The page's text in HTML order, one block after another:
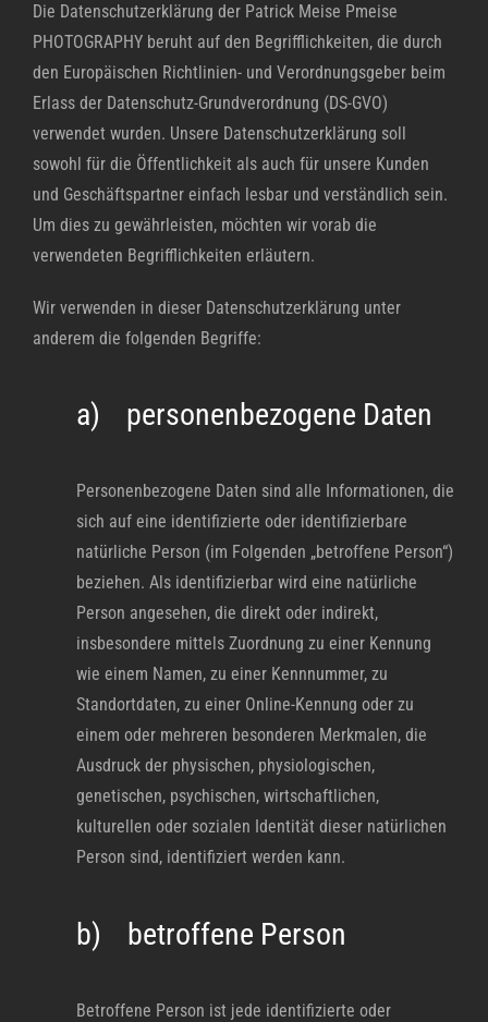
Die Datenschutzerklärung der Patrick Meise Pmeise
PHOTOGRAPHY beruht auf den Begrifflichkeiten, die durch
den Europäischen Richtlinien- und Verordnungsgeber beim
Erlass der Datenschutz-Grundverordnung (DS-GVO)
verwendet wurden. Unsere Datenschutzerklärung soll
sowohl für die Öffentlichkeit als auch für unsere Kunden
und Geschäftspartner einfach lesbar und verständlich sein.
Um dies zu gewährleisten, möchten wir vorab die
verwendeten Begrifflichkeiten erläutern.
Wir verwenden in dieser Datenschutzerklärung unter
anderem die folgenden Begriffe:
a) personenbezogene Daten
Personenbezogene Daten sind alle Informationen, die
sich auf eine identifizierte oder identifizierbare
natürliche Person (im Folgenden „betroffene Person“)
beziehen. Als identifizierbar wird eine natürliche
Person angesehen, die direkt oder indirekt,
insbesondere mittels Zuordnung zu einer Kennung
wie einem Namen, zu einer Kennnummer, zu
Standortdaten, zu einer Online-Kennung oder zu
einem oder mehreren besonderen Merkmalen, die
Ausdruck der physischen, physiologischen,
genetischen, psychischen, wirtschaftlichen,
kulturellen oder sozialen Identität dieser natürlichen
Person sind, identifiziert werden kann.
b) betroffene Person
Betroffene Person ist jede identifizierte oder